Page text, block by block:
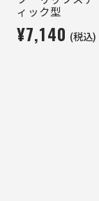
ィック型
¥7,140 (税込)